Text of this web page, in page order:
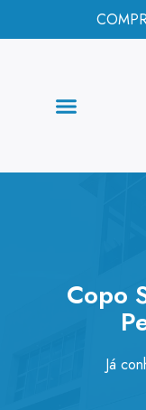
Copo
Já